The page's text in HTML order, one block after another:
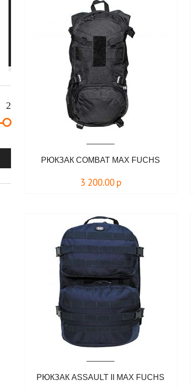
РЮКЗАК COMBAT MAX FUCHS
3 200.00 р
РЮКЗАК ASSAULT II MAX FUCHS